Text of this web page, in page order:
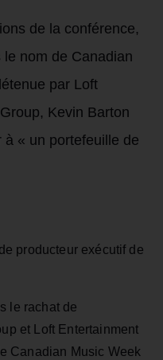
de la conférence,
nom de Canadian
par Loft
Kevin Barton
« un portefeuille de
producteur exécutif de
le rachat de
et Loft Entertainment
Canadian Music Week